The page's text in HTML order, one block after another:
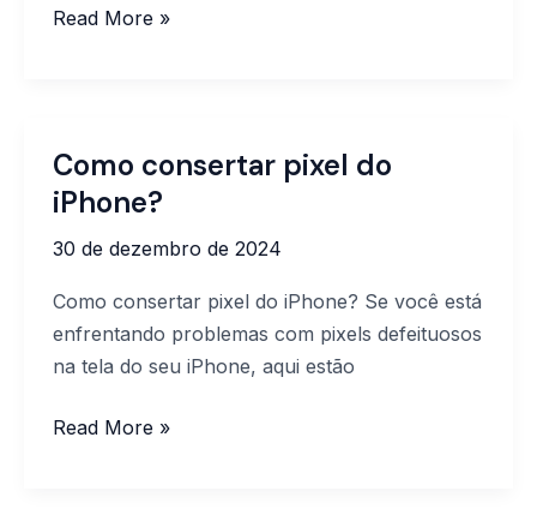
Read More »
Como consertar pixel do
iPhone?
30 de dezembro de 2024
Como consertar pixel do iPhone? Se você está
enfrentando problemas com pixels defeituosos
na tela do seu iPhone, aqui estão
Como
consertar
do
iPhone?
Read More »